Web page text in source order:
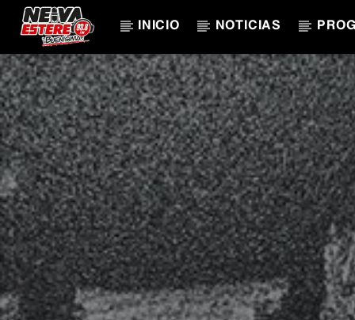
INICIO NOTICIAS
CANCIÓN ACTUAL
TÍTULO
ARTISTA